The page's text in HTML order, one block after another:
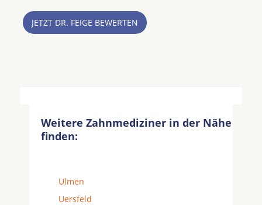
JETZT DR. FEIGE BEWERTEN
Weitere Zahnmediziner in der Nähe
finden:
Ulmen
Uersfeld